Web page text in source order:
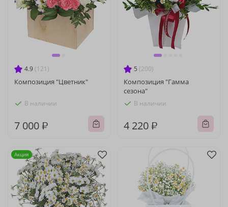
4.9 (121)
Композиция "Цветник"
В наличии
7 000 ₽
5 (200)
Композиция "Гамма
сезона"
В наличии
4 220 ₽
Акция